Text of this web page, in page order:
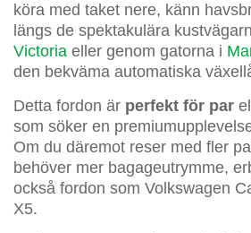
köra med taket nere, känn
längs de spektakulära
Victoria eller genom gatorna i
den bekväma automatiska
Detta fordon är perfekt för par
som söker en
Om du däremot reser med fler
behöver mer bagageutrymme,
också fordon som Volkswagen
X5.